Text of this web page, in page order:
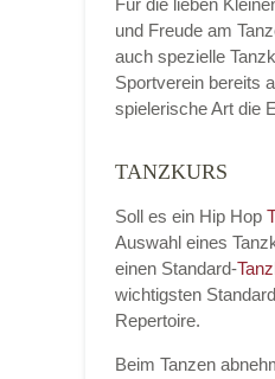
E-
Name
Kontakt
Für die lieben
und Freude am
auch spezielle
Sportverein bereits
spielerische Art die
TANZKURS
Soll es ein Hip Hop
Auswahl eines
einen Standard-
wichtigsten
Repertoire.
Beim Tanzen